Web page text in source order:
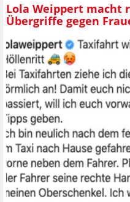
Lola Weippert macht
Übergriffe gegen